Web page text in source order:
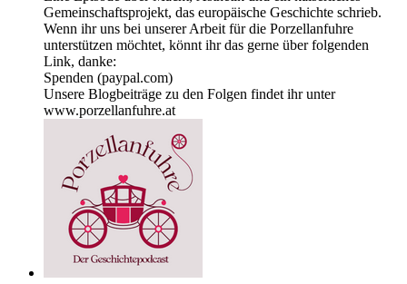
Gemeinschaftsprojekt, das europäische Geschichte schrieb.
Wenn ihr uns bei unserer Arbeit für die Porzellanfuhre
unterstützen möchtet, könnt ihr das gerne über folgenden
Link, danke:
Spenden (paypal.com)
Unsere Blogbeiträge zu den Folgen findet ihr unter
www.porzellanfuhre.at